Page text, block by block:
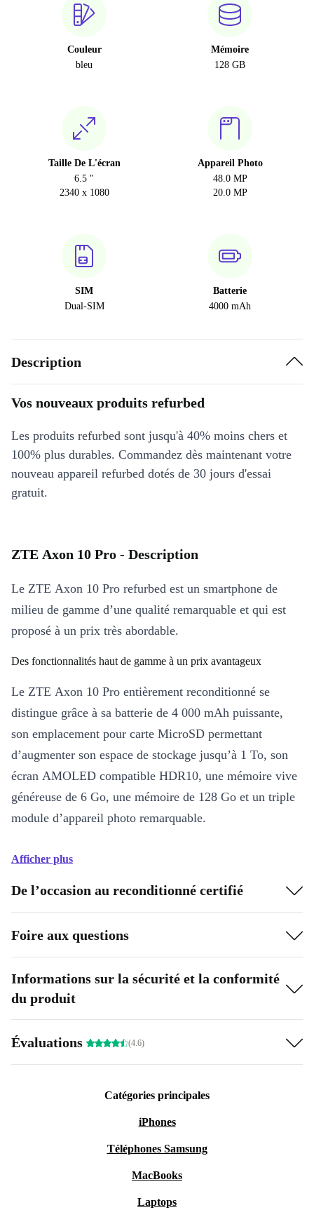
Couleur
bleu
Mémoire
128 GB
Taille De L'écran
6.5 "
2340 x 1080
Appareil Photo
48.0 MP
20.0 MP
SIM
Dual-SIM
Batterie
4000 mAh
Description
Vos nouveaux produits refurbed
Les produits refurbed sont jusqu'à 40% moins chers et
100% plus durables. Commandez dès maintenant votre
nouveau appareil refurbed dotés de 30 jours d'essai
gratuit.
ZTE Axon 10 Pro - Description
Le ZTE Axon 10 Pro refurbed est un smartphone de
milieu de gamme d’une qualité remarquable et qui est
proposé à un prix très abordable.
Des fonctionnalités haut de gamme à un prix avantageux
Le ZTE Axon 10 Pro entièrement reconditionné se
distingue grâce à sa batterie de 4 000 mAh puissante,
son emplacement pour carte MicroSD permettant
d’augmenter son espace de stockage jusqu’à 1 To, son
écran AMOLED compatible HDR10, une mémoire vive
généreuse de 6 Go, une mémoire de 128 Go et un triple
module d’appareil photo remarquable.
Afficher plus
De l’occasion au reconditionné certifié
Foire aux questions
Informations sur la sécurité et la conformité
du produit
Évaluations (4.6)
Catégories principales
iPhones
Téléphones Samsung
MacBooks
Laptops